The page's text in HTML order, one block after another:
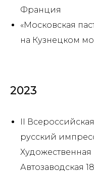
Франция
«Московская
на Кузнецком
2023
II
русский
Художественная
Автозаводская